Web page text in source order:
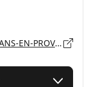
108 Chemin de Menenpenty, 83720 TRANS-EN-PROVENCE